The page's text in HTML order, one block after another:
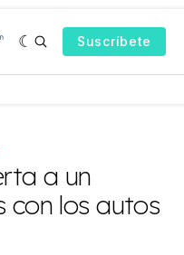
Suscríbete
a un
con los autos